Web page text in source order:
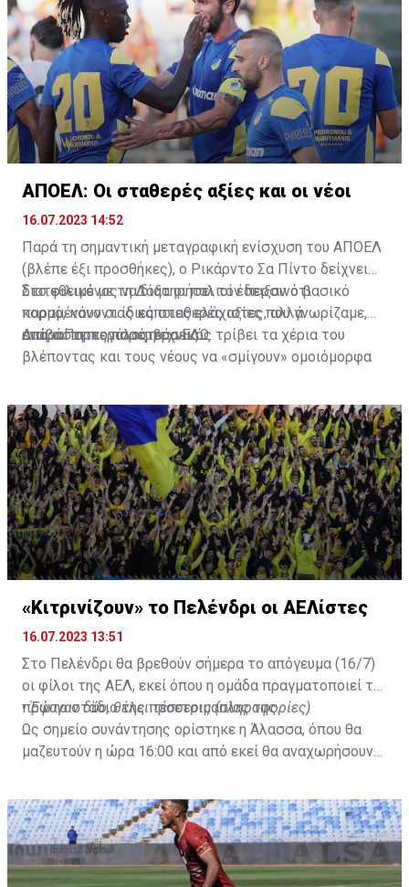
ΑΠΟΕΛ: Οι σταθερές αξίες και οι νέοι
16.07.2023 14:52
Παρά τη σημαντική μεταγραφική ενίσχυση του ΑΠΟΕΛ
(βλέπε έξι προσθήκες), ο Ρικάρντο Σα Πίντο δείχνει
διατεθειμένος να διατηρήσει τον περσινό βασικό
κορμό, κάνοντας κάποιες ελάχιστες, αλλά
απαραίτητες παρεμβάσεις.
Στο φιλικό με τη Δόξα οι παλιοί έδειξαν ότι
παραμένουν οι ίδιες σταθερές αξίες που γνωρίζαμε,
ενώ ο Πορτογάλος τεχνικός τρίβει τα χέρια του
βλέποντας και τους νέους να «σμίγουν» ομοιόμορφα
Διαβάστε περισσότεραΕΔΩ.
«Κιτρινίζουν» το Πελένδρι οι ΑΕΛίστες
16.07.2023 13:51
Στο Πελένδρι θα βρεθούν σήμερα το απόγευμα (16/7)
οι φίλοι της ΑΕΛ, εκεί όπου η ομάδα πραγματοποιεί το
πρώτο στάδιο της προετοιμασίας της.
•Έφυγαν δύο, θέλει τέσσερις (πληροφορίες)
Ως σημείο συνάντησης ορίστηκε η Άλασσα, όπου θα
μαζευτούν η ώρα 16:00 και από εκεί θα αναχωρήσουν
δώοσυν το παρών τους στην απογευματινή προπόνηση
της ομάδας.